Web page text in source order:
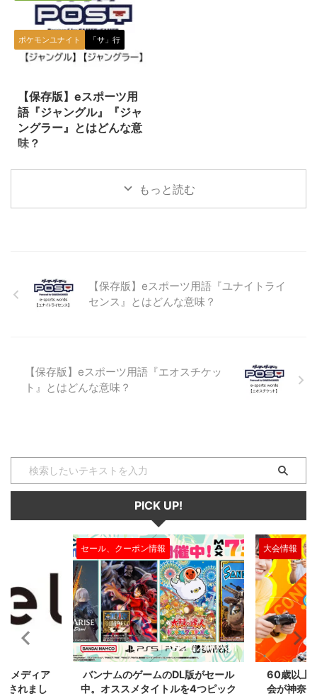
る専門用語です。 エイム（Aim）
エイムとは、FPSやTPSなどの戦
闘や戦争をテーマにしたeスポー
ツ種目（タイトル）の中で、自分
の銃や武器の照準を敵に合わせる
類のゲームにおいて、この『エイ
ム』の速さや正確さなどの技術的
要素は、かなり重要となります。
加えて、自分に合ったエイム感度
（エイム操作時の動きの速さの設
ポケモンユナイト 「サ」行
【保存版】eスポーツ用
語『ジャングル』『ジャ
ングラー』とはどんな意
味？
目）の一つである『リーグオブレ
（Jungle） ゲームのマップ上に
ある３本のレーンの間に挟まれ
ャングル内の中立モンスターを狩
るルート取りな ...
もっと読む
【保存版】eスポーツ用語『ユナイトライ
センス』とはどんな意味？
【保存版】eスポーツ用語『エオスチケッ
ト』とはどんな意味？
PICK UP!
2024/7/31
がセール
4つピック
大会情報
2024/7/31
60歳以上が対象のeスポーツの大
会が神奈川で開催。ゲストはまさ
セール、クー
セガのサ
『ユニコ